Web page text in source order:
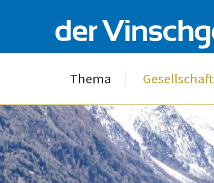
Thema Gesellschaft